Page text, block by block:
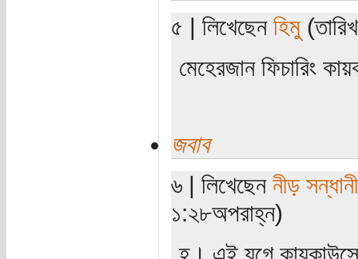
৫ | লিখেছেন হিমু
মেহেরজান ফিচারিং
জবাব
৬ | লিখেছেন নীড় সন্ধানী
১:২৮অপরাহ্ন)
হ। এই যুগে